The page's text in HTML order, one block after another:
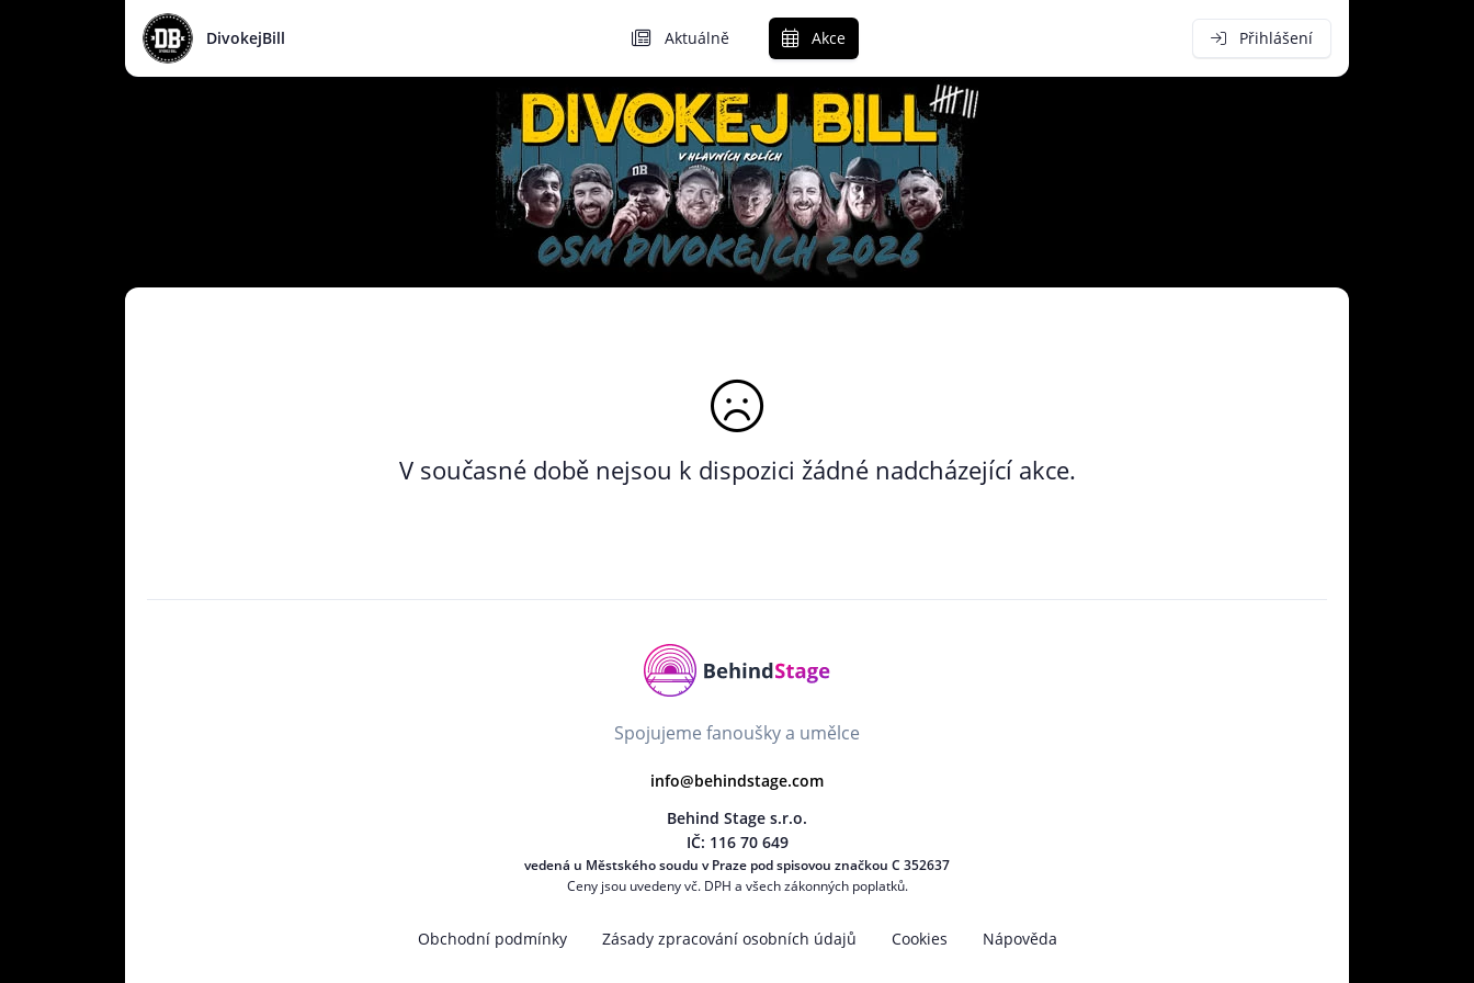
DivokejBill Aktuálně Akce Přihlášení
V současné době nejsou k dispozici žádné nadcházející akce.
Spojujeme fanoušky a umělce
info@behindstage.com
Behind Stage s.r.o.
IČ: 116 70 649
vedená u Městského soudu v Praze pod spisovou značkou C 352637
Ceny jsou uvedeny vč. DPH a všech zákonných poplatků.
Obchodní podmínky Zásady zpracování osobních údajů Cookies Nápověda